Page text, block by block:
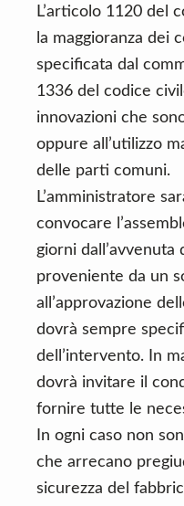
L’articolo 1120 del
la maggioranza dei
specificata dal
1336 del codice
innovazioni che
oppure all’utilizzo
delle parti comuni.
L’amministratore
convocare
giorni dall’avvenuta
proveniente da un
all’approvazione
dovrà sempre
dell’intervento. In
dovrà invitare il
fornire tutte le
In ogni caso non
che arrecano
sicurezza del